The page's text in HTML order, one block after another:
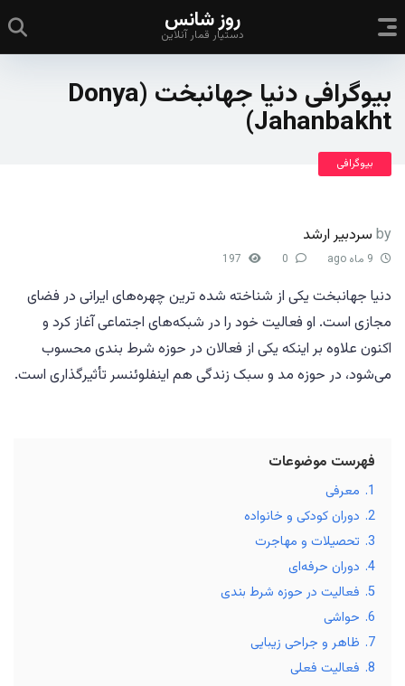
روز شانس
دستیار قمار آنلاین
بیوگرافی دنیا جهانبخت (Donya
Jahanbakht)
بیوگرافی
by سردبیر ارشد
دنیا جهانبخت یکی از شناخته شده ترین چهره‌های ایرانی در فضای
مجازی است. او فعالیت خود را در شبکه‌های اجتماعی آغاز کرد و
اکنون علاوه بر اینکه یکی از فعالان در حوزه شرط بندی محسوب
می‌شود، در حوزه مد و سبک زندگی هم اینفلوئنسر تأثیرگذاری است.
فهرست موضوعات
1. معرفی
2. دوران کودکی و خانواده
3. تحصیلات و مهاجرت
4. دوران حرفه‌ای
5. فعالیت در حوزه شرط بندی
6. حواشی
7. ظاهر و جراحی زیبایی
8. فعالیت فعلی